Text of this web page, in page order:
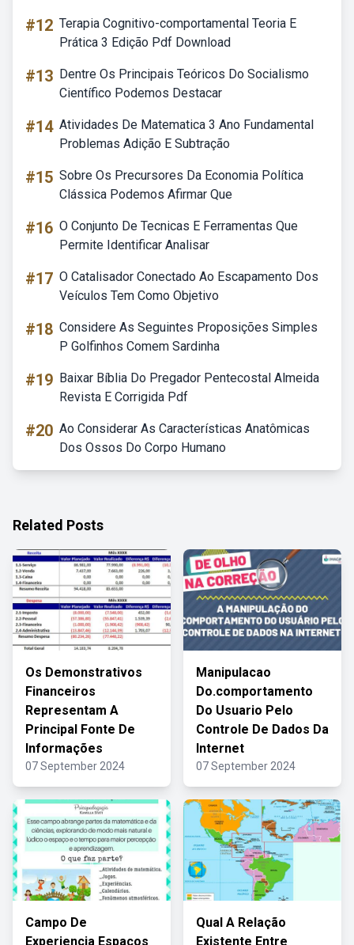
#12 Terapia Cognitivo-comportamental Teoria E
Prática 3 Edição Pdf Download
#13 Dentre Os Principais Teóricos Do Socialismo
Científico Podemos Destacar
#14 Atividades De Matematica 3 Ano Fundamental
Problemas Adição E Subtração
#15 Sobre Os Precursores Da Economia Política
Clássica Podemos Afirmar Que
#16 O Conjunto De Tecnicas E Ferramentas Que
Permite Identificar Analisar
#17 O Catalisador Conectado Ao Escapamento Dos
Veículos Tem Como Objetivo
#18 Considere As Seguintes Proposições Simples
P Golfinhos Comem Sardinha
#19 Baixar Bíblia Do Pregador Pentecostal Almeida
Revista E Corrigida Pdf
#20 Ao Considerar As Características Anatômicas
Dos Ossos Do Corpo Humano
Related Posts
Os Demonstrativos
Financeiros
Representam A
Principal Fonte De
Informações
07 September 2024
Manipulacao
Do.comportamento
Do Usuario Pelo
Controle De Dados Da
Internet
07 September 2024
Campo De
Experiencia Espaços
Qual A Relação
Existente Entre